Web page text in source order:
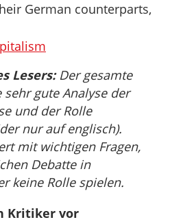
German counterparts,
Lesers:Der gesamte
gute Analyse der
und der Rolle
nur auf englisch).
mit wichtigen Fragen,
Debatte in
keine Rolle spielen.
Kritiker vor